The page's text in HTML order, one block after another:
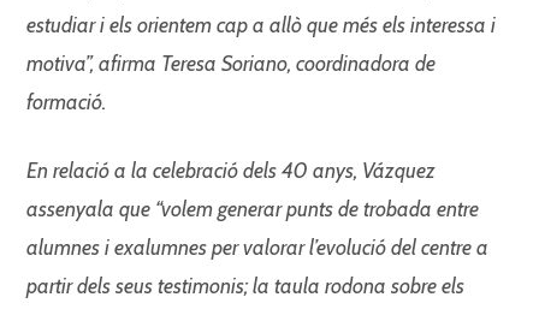
estudiar i els orientem cap a allò que més els interessa i
motiva”, afirma Teresa Soriano, coordinadora de
formació.
En relació a la celebració dels 40 anys, Vázquez
assenyala que “volem generar punts de trobada entre
alumnes i exalumnes per valorar l’evolució del centre a
partir dels seus testimonis; la taula rodona sobre els